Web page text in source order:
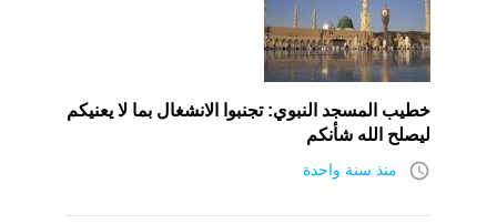
خطيب المسجد النبوي: تجنبوا الانشغال بما لا يعنيكم
ليصلح الله شأنكم
access_time منذ سنة واحدة